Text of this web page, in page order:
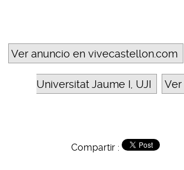
Ver anuncio en vivecastellon.com
Universitat Jaume I, UJI
Compartir :